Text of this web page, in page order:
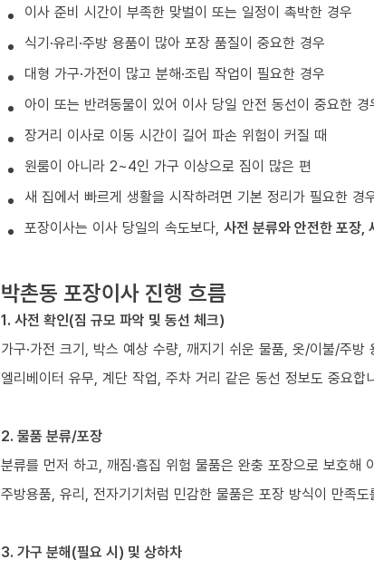
이사 준비 시간이 부족한 맞벌이 또는 일정이 촉박한 경우
식기·유리·주방 용품이 많아 포장 품질이 중요한 경우
대형 가구·가전이 많고 분해·조립 작업이 필요한 경우
아이 또는 반려동물이 있어 이사 당일 안전 동선이 중요한 경
장거리 이사로 이동 시간이 길어 파손 위험이 커질 때
원룸이 아니라 2~4인 가구 이상으로 짐이 많은 편
새 집에서 빠르게 생활을 시작하려면 기본 정리가 필요한 경
포장이사는 이사 당일의 속도보다, 사전 분류와 안전한 포장,
박촌동 포장이사 진행 흐름
1. 사전 확인(짐 규모 파악 및 동선 체크)
가구·가전 크기, 박스 예상 수량, 깨지기 쉬운 물품, 옷/이불/주방
엘리베이터 유무, 계단 작업, 주차 거리 같은 동선 정보도 중요합
2. 물품 분류/포장
분류를 먼저 하고, 깨짐·흠집 위험 물품은 완충 포장으로 보호해
주방용품, 유리, 전자기기처럼 민감한 물품은 포장 방식이 만족
3. 가구 분해(필요 시) 및 상하차